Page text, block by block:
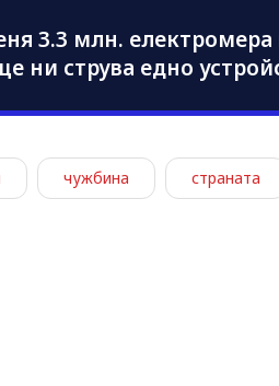
3.3 млн. електромера
ни струва едно
чужбина страната